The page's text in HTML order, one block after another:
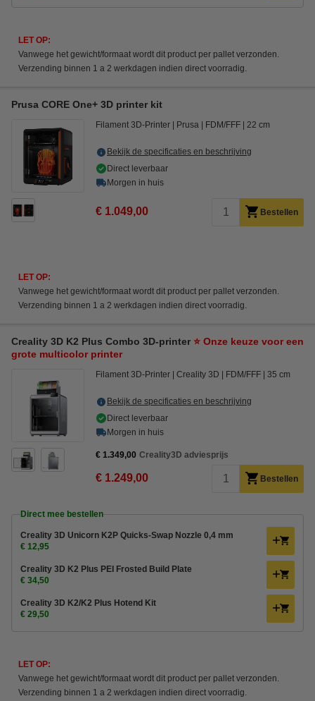
LET OP:
Vanwege het gewicht/formaat wordt dit product per pallet verzonden.
Verzending binnen 1 a 2 werkdagen indien direct voorradig.
Prusa CORE One+ 3D printer kit
Filament 3D-Printer Prusa FDM/FFF 22 cm
Bekijk de specificaties en beschrijving
Direct leverbaar
Morgen in huis
€ 1.049,00 Bestellen
LET OP:
Vanwege het gewicht/formaat wordt dit product per pallet verzonden.
Verzending binnen 1 a 2 werkdagen indien direct voorradig.
Creality 3D K2 Plus Combo 3D-printer ⭐ Onze keuze voor een
grote multicolor printer
Filament 3D-Printer Creality 3D FDM/FFF 35 cm
Bekijk de specificaties en beschrijving
Direct leverbaar
Morgen in huis
€ 1.349,00 Creality3D adviesprijs
€ 1.249,00 Bestellen
Direct mee bestellen
Creality 3D Unicorn K2P Quicks-Swap Nozzle 0,4 mm
€ 12,95
Creality 3D K2 Plus PEI Frosted Build Plate
€ 34,50
Creality 3D K2/K2 Plus Hotend Kit
€ 29,50
LET OP:
Vanwege het gewicht/formaat wordt dit product per pallet verzonden.
Verzending binnen 1 a 2 werkdagen indien direct voorradig.